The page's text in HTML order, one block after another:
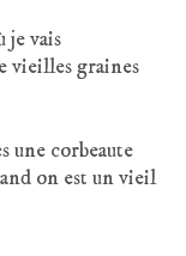
je vais
vieilles graines
une corbeaute
on est un vieil